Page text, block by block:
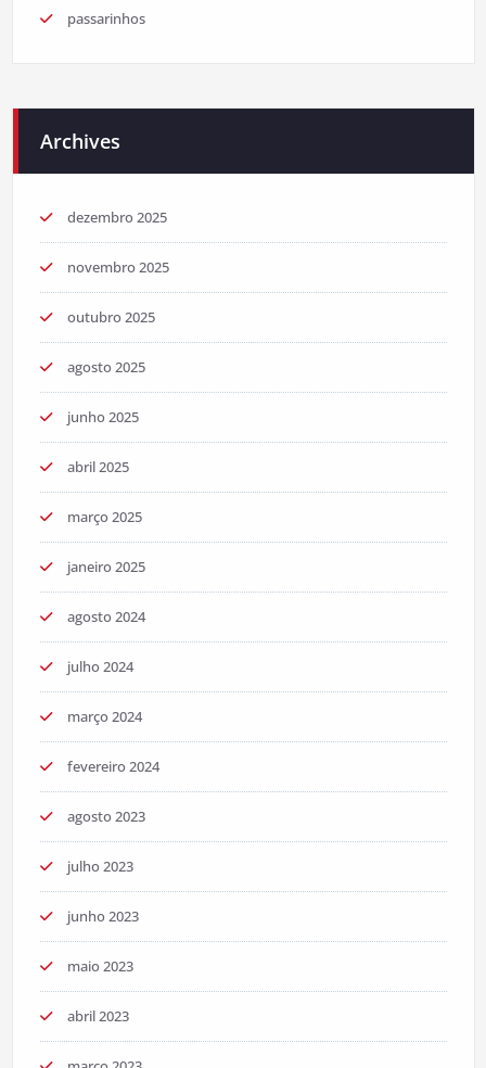
passarinhos
Archives
dezembro 2025
novembro 2025
outubro 2025
agosto 2025
junho 2025
abril 2025
março 2025
janeiro 2025
agosto 2024
julho 2024
março 2024
fevereiro 2024
agosto 2023
julho 2023
junho 2023
maio 2023
abril 2023